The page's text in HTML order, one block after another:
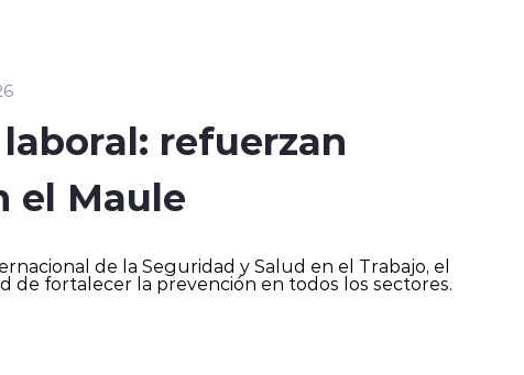
refuerzan
el Maule
de la Seguridad y Salud en el Trabajo, el
de fortalecer la prevención en todos los sectores.